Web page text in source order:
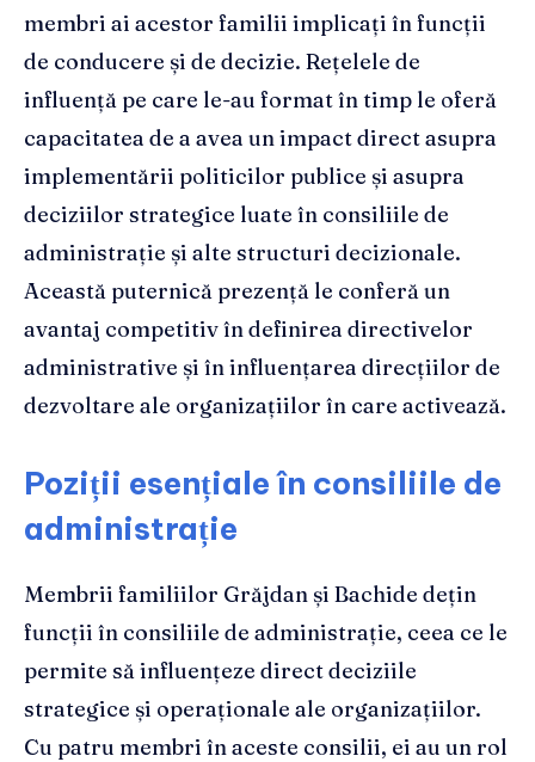
membri ai acestor familii implicați în funcții
de conducere și de decizie. Rețelele de
influență pe care le-au format în timp le oferă
capacitatea de a avea un impact direct asupra
implementării politicilor publice și asupra
deciziilor strategice luate în consiliile de
administrație și alte structuri decizionale.
Această puternică prezență le conferă un
avantaj competitiv în definirea directivelor
administrative și în influențarea direcțiilor de
dezvoltare ale organizațiilor în care activează.
Poziții esențiale în consiliile de
administrație
Membrii familiilor Grăjdan și Bachide dețin
funcții în consiliile de administrație, ceea ce le
permite să influențeze direct deciziile
strategice și operaționale ale organizațiilor.
Cu patru membri în aceste consilii, ei au un rol